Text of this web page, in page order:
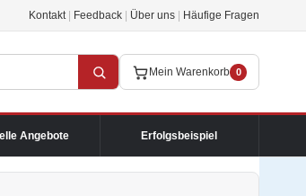
Kontakt Feedback Über uns Häufige Fragen
Mein Warenkorb 0
Angebote Erfolgsbeispiel